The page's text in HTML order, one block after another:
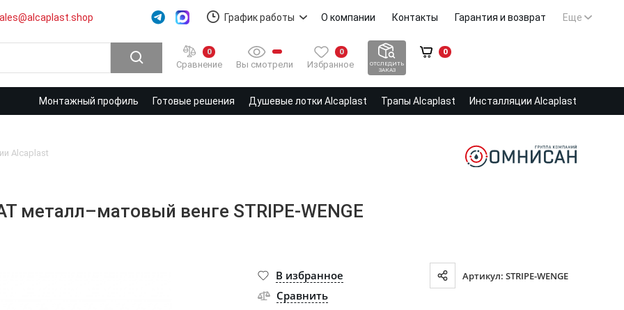
График работы О компании Контакты Гарантия и возврат Еще
0
Сравнение Вы смотрели
0
Избранное
ОТСЛЕДИТЬ
ЗАКАЗ
0
Монтажный профиль Готовые решения Душевые лотки Alcaplast Трапы Alcaplast Инсталляции Alcaplast
Alcaplast
металл–матовый венге STRIPE-WENGE
В избранное Артикул: STRIPE-WENGE
Сравнить